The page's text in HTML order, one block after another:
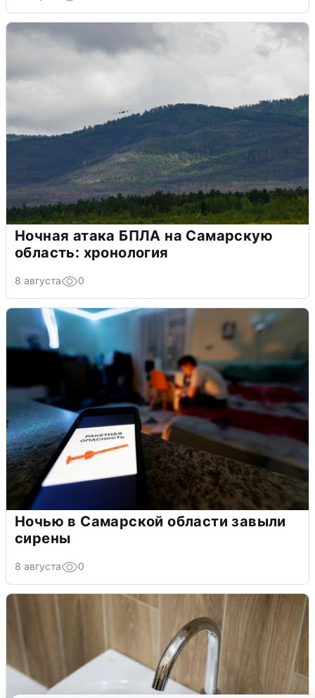
Ночная атака БПЛА на Самарскую
область: хронология
8 августа 0
Ночью в Самарской области завыли
сирены
8 августа 0